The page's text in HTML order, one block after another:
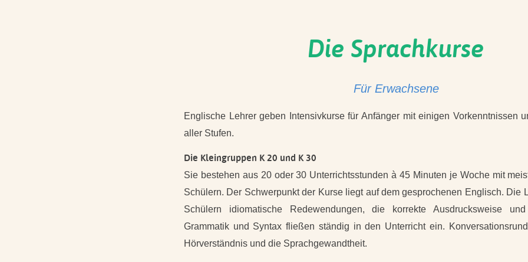
Die Sprachkurse
Für Erwachsene
Englische Lehrer geben Intensivkurse für Anfänger mit einigen Vorkenntnissen
aller Stufen.
Die Kleingruppen K 20 und K 30
Sie bestehen aus 20 oder 30 Unterrichtsstunden à 45 Minuten je Woche mit
Schülern. Der Schwerpunkt der Kurse liegt auf dem gesprochenen Englisch. Die
Schülern idiomatische Redewendungen, die korrekte Ausdrucksweise
Grammatik und Syntax fließen ständig in den Unterricht ein.
Hörverständnis und die Sprachgewandtheit.